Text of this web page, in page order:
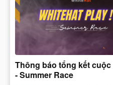
Thông báo tổng kết cuộc
- Summer Race